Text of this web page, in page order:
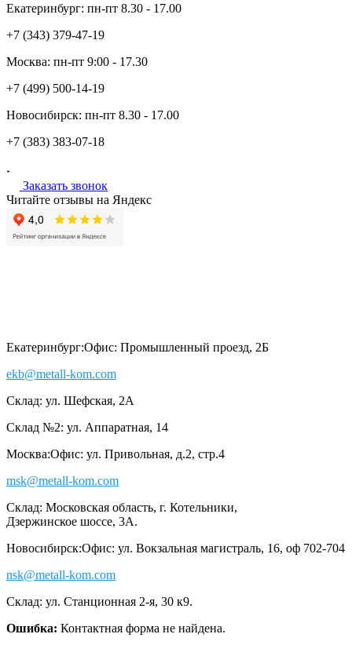
Екатеринбург: пн-пт 8.30 - 17.00
+7 (343) 379-47-19
Москва: пн-пт 9:00 - 17.30
+7 (499) 500-14-19
Новосибирск: пн-пт 8.30 - 17.00
+7 (383) 383-07-18
Заказать звонок
Читайте отзывы на Яндекс
Екатеринбург:Офис: Промышленный проезд, 2Б
ekb@metall-kom.com
Склад: ул. Шефская, 2А
Склад №2: ул. Аппаратная, 14
Москва:Офис: ул. Привольная, д.2, стр.4
msk@metall-kom.com
Склад: Московская область, г. Котельники,
Дзержинское шоссе, 3А.
Новосибирск:Офис: ул. Вокзальная магистраль, 16, оф 702-704
nsk@metall-kom.com
Склад: ул. Станционная 2-я, 30 к9.
Ошибка: Контактная форма не найдена.